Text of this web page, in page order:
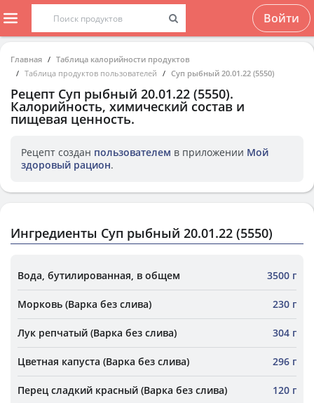
Войти
Главная
Таблица калорийности продуктов
Таблица продуктов пользователей
Суп рыбный 20.01.22 (5550)
Рецепт Суп рыбный 20.01.22 (5550).
Калорийность, химический состав и
пищевая ценность.
Рецепт создан пользователем в приложении Мой
здоровый рацион.
Ингредиенты Суп рыбный 20.01.22 (5550)
Вода, бутилированная, в общем 3500 г
Морковь (Варка без слива) 230 г
Лук репчатый (Варка без слива) 304 г
Цветная капуста (Варка без слива) 296 г
Перец сладкий красный (Варка без слива) 120 г